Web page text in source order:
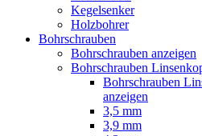
Kegelsenker
Holzbohrer
Bohrschrauben
Bohrschrauben anzeigen
Bohrschrauben
Bohrschrauben
anzeigen
3,5 mm
3,9 mm